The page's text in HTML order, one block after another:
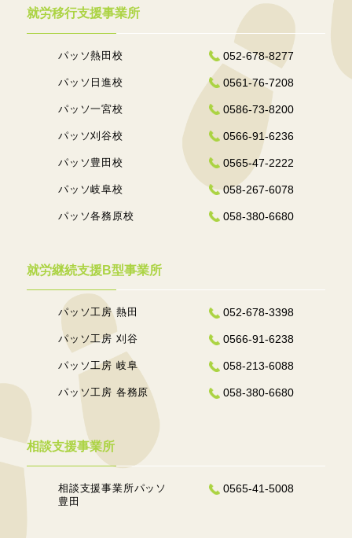
就労移行支援事業所
パッソ熱田校 052-678-8277
パッソ日進校 0561-76-7208
パッソ一宮校 0586-73-8200
パッソ刈谷校 0566-91-6236
パッソ豊田校 0565-47-2222
パッソ岐阜校 058-267-6078
パッソ各務原校 058-380-6680
就労継続支援B型事業所
パッソ工房 熱田 052-678-3398
パッソ工房 刈谷 0566-91-6238
パッソ工房 岐阜 058-213-6088
パッソ工房 各務原 058-380-6680
相談支援事業所
相談支援事業所パッソ
豊田
0565-41-5008